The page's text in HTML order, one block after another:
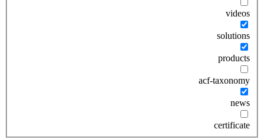
videos
solutions
products
acf-taxonomy
news
certificate